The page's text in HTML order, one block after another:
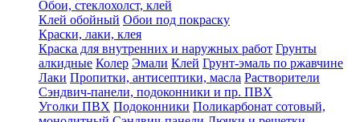
Обои, стеклохолст, клей
Клей обойный Обои под покраску
Краски, лаки, клея
Краска для внутренних и наружных работ Грунты
алкидные Колер Эмали Клей Грунт-эмаль по ржавчине
Лаки Пропитки, антисептики, масла Растворители
Сэндвич-панели, подоконники и пр. ПВХ
Уголки ПВХ Подоконники Поликарбонат сотовый,